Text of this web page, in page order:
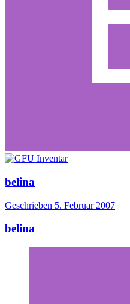
belina
Geschrieben 5. Februar 2007
belina